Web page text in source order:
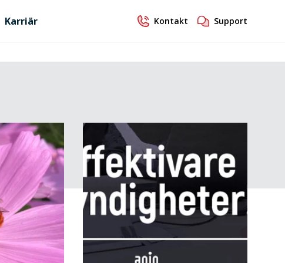
Karriär Kontakt Support